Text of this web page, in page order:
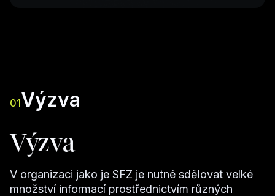
01Výzva
Výzva
V organizaci jako je SFZ je nutné sdělovat velké
množství informací prostřednictvím různých